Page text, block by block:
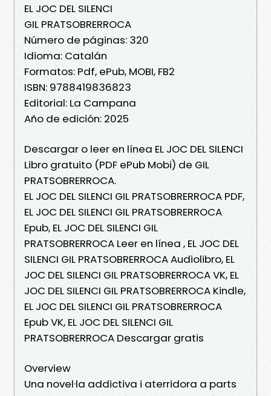
EL JOC DEL SILENCI
GIL PRATSOBRERROCA
Número de páginas: 320
Idioma: Catalán
Formatos: Pdf, ePub, MOBI, FB2
ISBN: 9788419836823
Editorial: La Campana
Año de edición: 2025
Descargar o leer en línea EL JOC DEL SILENCI
Libro gratuito (PDF ePub Mobi) de GIL
PRATSOBRERROCA.
EL JOC DEL SILENCI GIL PRATSOBRERROCA PDF,
EL JOC DEL SILENCI GIL PRATSOBRERROCA
Epub, EL JOC DEL SILENCI GIL
PRATSOBRERROCA Leer en línea , EL JOC DEL
SILENCI GIL PRATSOBRERROCA Audiolibro, EL
JOC DEL SILENCI GIL PRATSOBRERROCA VK, EL
JOC DEL SILENCI GIL PRATSOBRERROCA Kindle,
EL JOC DEL SILENCI GIL PRATSOBRERROCA
Epub VK, EL JOC DEL SILENCI GIL
PRATSOBRERROCA Descargar gratis
Overview
Una novel·la addictiva i aterridora a parts